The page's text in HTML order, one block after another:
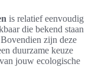
is relatief eenvoudig
die bekend staan
zijn deze
duurzame keuze
jouw ecologische